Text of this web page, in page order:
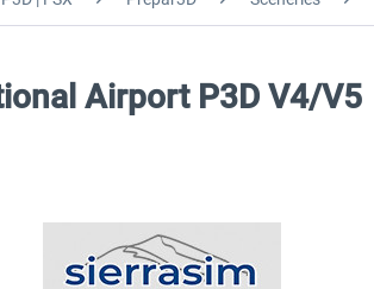
Airport P3D V4/V5